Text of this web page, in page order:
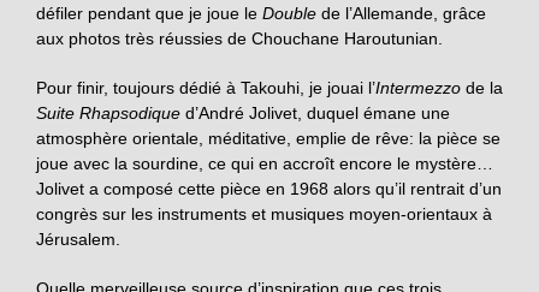
défiler pendant que je joue le Double de l’Allemande, grâce
aux photos très réussies de Chouchane Haroutunian.
Pour finir, toujours dédié à Takouhi, je jouai l’Intermezzo de la
Suite Rhapsodique d’André Jolivet, duquel émane une
atmosphère orientale, méditative, emplie de rêve: la pièce se
joue avec la sourdine, ce qui en accroît encore le mystère…
Jolivet a composé cette pièce en 1968 alors qu’il rentrait d’un
congrès sur les instruments et musiques moyen-orientaux à
Jérusalem.